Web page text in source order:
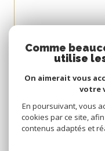
Comme
utilise
On aimerait vous
votre
En poursuivant, vous
cookies par ce site,
contenus adaptés et